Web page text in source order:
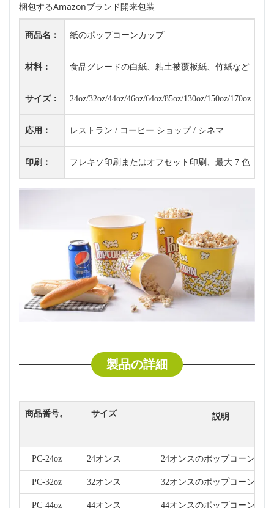
梱包するAmazonブランド開来包装
商品名： 紙のポップコーンカップ
材料： 食品グレードの白紙、粘土被覆板紙、竹紙など
サイズ： 24oz/32oz/44oz/46oz/64oz/85oz/130oz/150oz/170oz
応用： レストラン / コーヒー ショップ / シネマ
印刷： フレキソ印刷またはオフセット印刷、最大 7 色
製品の詳細
商品番号。 サイズ 説明
PC-24oz 24オンス 24オンスのポップコーンバケ
PC-32oz 32オンス 32オンスのポップコーンバケ
PC-44oz 44オンス 44オンスのポップコーンバケ